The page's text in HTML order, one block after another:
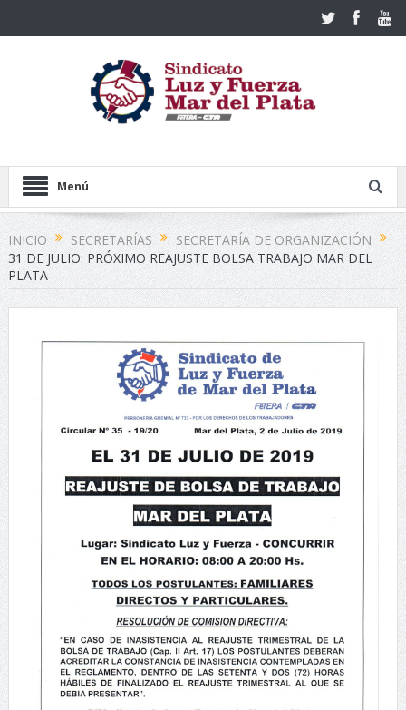
Menú
INICIO SECRETARÍAS
SECRETARÍA DE ORGANIZACIÓN
31 DE JULIO: PRÓXIMO REAJUSTE BOLSA TRABAJO MAR DEL
PLATA